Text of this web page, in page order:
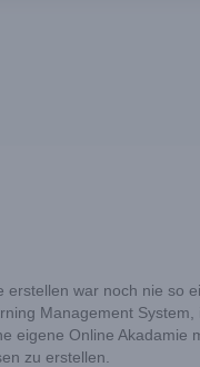
erstellen war noch nie so
Management System,
eigene Online Akadamie
zu erstellen.